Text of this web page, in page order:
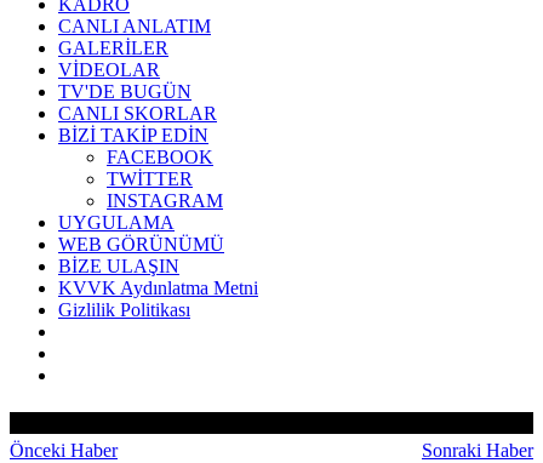
KADRO
CANLI ANLATIM
GALERİLER
VİDEOLAR
TV'DE BUGÜN
CANLI SKORLAR
BİZİ TAKİP EDİN
FACEBOOK
TWİTTER
INSTAGRAM
UYGULAMA
WEB GÖRÜNÜMÜ
BİZE ULAŞIN
KVVK Aydınlatma Metni
Gizlilik Politikası
Önceki Haber Sonraki Haber